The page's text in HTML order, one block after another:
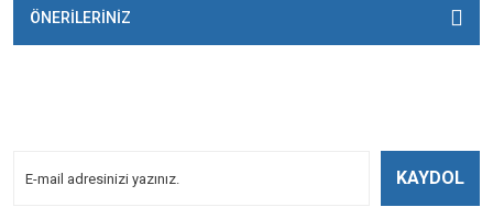
ÖNERİLERİNİZ
KAYDOL